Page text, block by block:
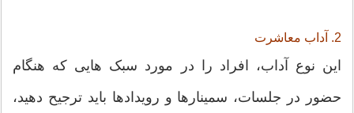
2. آداب معاشرت
این نوع آداب، افراد را در مورد سبک هایی که هنگام
حضور در جلسات، سمینارها و رویدادها باید ترجیح دهید،